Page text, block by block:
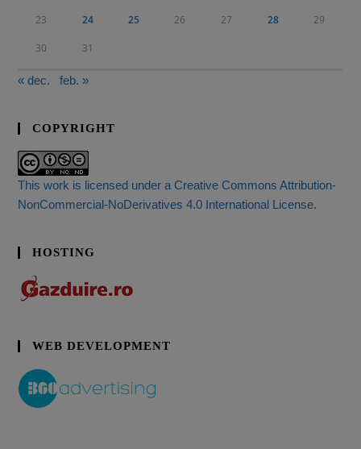
23 24 25 26 27 28 29
30 31
« dec. feb. »
COPYRIGHT
This work is licensed under a Creative Commons Attribution-
NonCommercial-NoDerivatives 4.0 International License.
HOSTING
WEB DEVELOPMENT